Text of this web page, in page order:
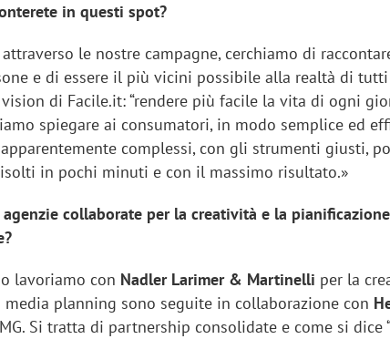
in questi spot?
attraverso le nostre campagne, cerchiamo di
e di essere il più vicini possibile alla realtà di
di Facile.it: “rendere più facile la vita di ogni
spiegare ai consumatori, in modo semplice ed
complessi, con gli strumenti giusti,
in pochi minuti e con il massimo risultato.»
agenzie collaborate per la creatività e la
lavoriamo con Nadler Larimer & Martinelli per la
planning sono seguite in collaborazione con
Si tratta di partnership consolidate e come si dice